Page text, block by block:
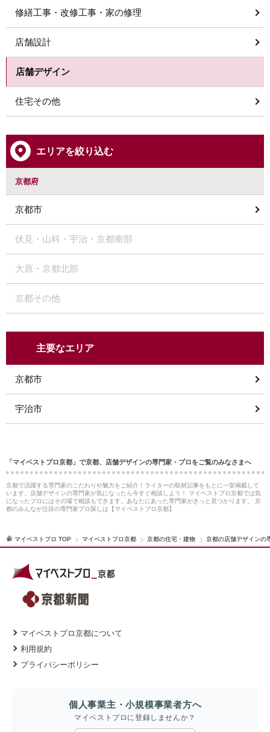
修繕工事・改修工事・家の修理
店舗設計
店舗デザイン
住宅その他
エリアを絞り込む
京都府
京都市
伏見・山科・宇治・京都南部
大原・京都北部
京都その他
主要なエリア
京都市
宇治市
「マイベストプロ京都」で京都、店舗デザインの専門家・プロをご覧のみなさまへ
京都で活躍する専門家のこだわりや魅力をご紹介！ライターの取材記事をもとに一挙掲載して
います。店舗デザインの専門家が気になったら今すぐ相談しよう！ マイベストプロ京都では気
になったプロにはその場で相談もできます。あなたにあった専門家がきっと見つかります。 京
都のみんなが注目の専門家プロ探しは【マイベストプロ京都】
マイベストプロ TOP マイベストプロ京都 京都の住宅・建物 京都の店舗デザインの
マイベストプロ京都について
利用規約
プライバシーポリシー
個人事業主・小規模事業者方へ
マイベストプロに登録しませんか？